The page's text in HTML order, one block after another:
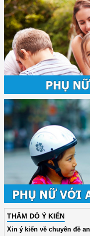
THĂM DÒ Ý KIẾN
Xin ý kiến về chuyên đề